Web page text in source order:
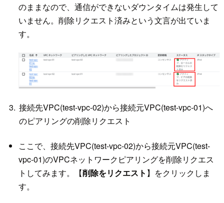
のままなので、通信ができないダウンタイムは発生して
いません。削除リクエスト済みという文言が出ていま
す。
接続先VPC(test-vpc-02)から接続元VPC(test-vpc-01)へ
のピアリングの削除リクエスト
ここで、接続先VPC(test-vpc-02)から接続元VPC(test-
vpc-01)のVPCネットワークピアリングを削除リクエス
トしてみます。【削除をリクエスト 】をクリックしま
す。